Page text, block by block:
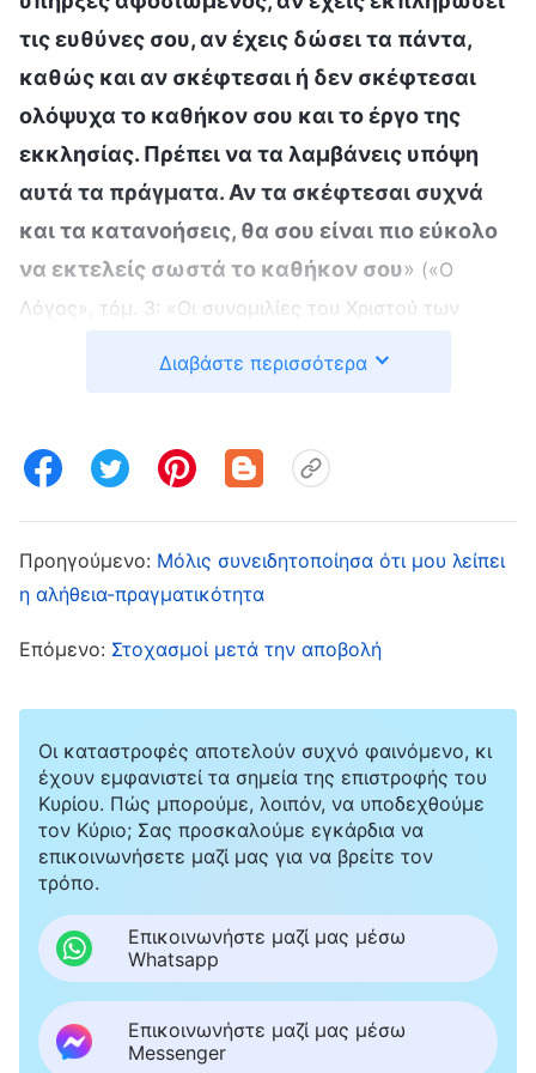
τις ευθύνες σου, αν έχεις δώσει τα πάντα,
καθώς και αν σκέφτεσαι ή δεν σκέφτεσαι
ολόψυχα το καθήκον σου και το έργο της
εκκλησίας. Πρέπει να τα λαμβάνεις υπόψη
αυτά τα πράγματα. Αν τα σκέφτεσαι συχνά
και τα κατανοήσεις, θα σου είναι πιο εύκολο
να εκτελείς σωστά το καθήκον σου» («Ο
Λόγος», τόμ. 3: «Οι συνομιλίες του Χριστού των
κατάλαβα ότι όταν μου συμβαίνουν διάφορα,
τα συμφέροντα του οίκου του Θεού υπόψη και
να κάνω ό,τι ωφελεί το έργο της εκκλησίας. Αν
ζω με αλαζονική διάθεση και δεν απαντώ στις
θα δυσκολευτεί να παρακολουθήσει το έργο
μου. Επιπλέον, αυτό θα μπορούσε να την
περιορίσει και να επηρεάσει την κατάστασή
της, γεγονός που θα μπορούσε εύκολα να
διαταράξει και να αναστατώσει το έργο της
εκκλησίας. Η παρακολούθηση και η επίβλεψη
του έργου είναι καθήκον της Σιν Ραν, και θα
πρέπει να συνεργαστώ μαζί της απαντώντας
Διαβάστε περισσότερα
Προηγούμενο: Μόλις συνειδητοποίησα ότι μου λείπει
η αλήθεια-πραγματικότητα
Επόμενο: Στοχασμοί μετά την αποβολή
Οι καταστροφές αποτελούν συχνό φαινόμενο, κι
έχουν εμφανιστεί τα σημεία της επιστροφής του
Κυρίου. Πώς μπορούμε, λοιπόν, να υποδεχθούμε
τον Κύριο; Σας προσκαλούμε εγκάρδια να
επικοινωνήσετε μαζί μας για να βρείτε τον
τρόπο.
Επικοινωνήστε μαζί μας μέσω
Whatsapp
Επικοινωνήστε μαζί μας μέσω
Messenger